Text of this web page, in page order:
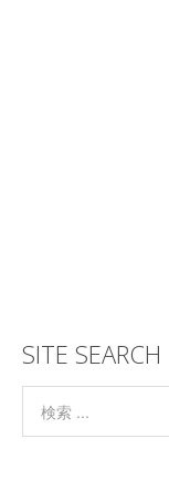
SITE SEARCH